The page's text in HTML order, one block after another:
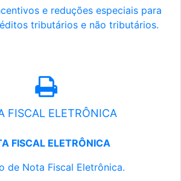
e reduções especiais para
tributários e não tributários.
FISCAL ELETRÔNICA
FISCAL ELETRÔNICA
de Nota Fiscal Eletrônica.